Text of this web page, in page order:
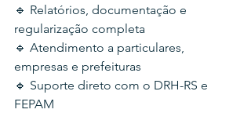
🔹 Relatórios, documentação e
regularização completa
🔹 Atendimento a particulares,
empresas e prefeituras
🔹 Suporte direto com o DRH-RS e
FEPAM